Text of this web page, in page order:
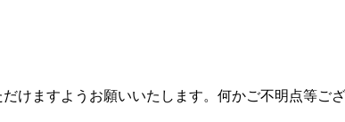
けますようお願いいたします。何かご不明点等ござ